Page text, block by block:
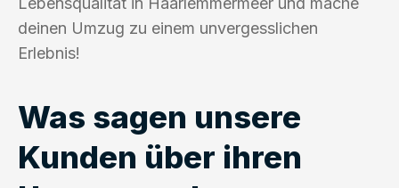
deinen Umzug zu einem unvergesslichen
Erlebnis!
Was sagen unsere
Kunden über ihren